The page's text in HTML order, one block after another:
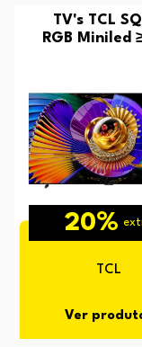
TV's TCL
RGB Miniled
20%
TCL
Ver